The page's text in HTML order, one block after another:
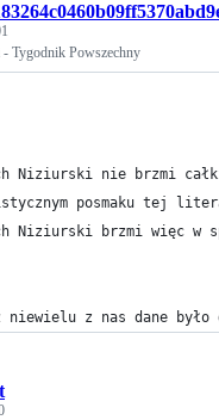
Tygodnik Powszechny
Niziurski nie brzmi
posmaku tej
Niziurski brzmi więc w
niewielu z nas dane